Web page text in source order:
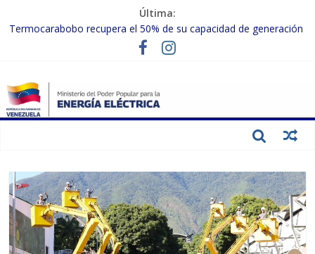
Última:
Termocarabobo recupera el 50% de su capacidad de generación
MPPEE avanza en la recuperación de infraestructuras eléctricas
Gobierno Nacional coordina acciones con el sector privado para
fortalecer el SEN ante el «Súper Niño»
Inspeccionan trabajos de rehabilitación en instalaciones del SEN